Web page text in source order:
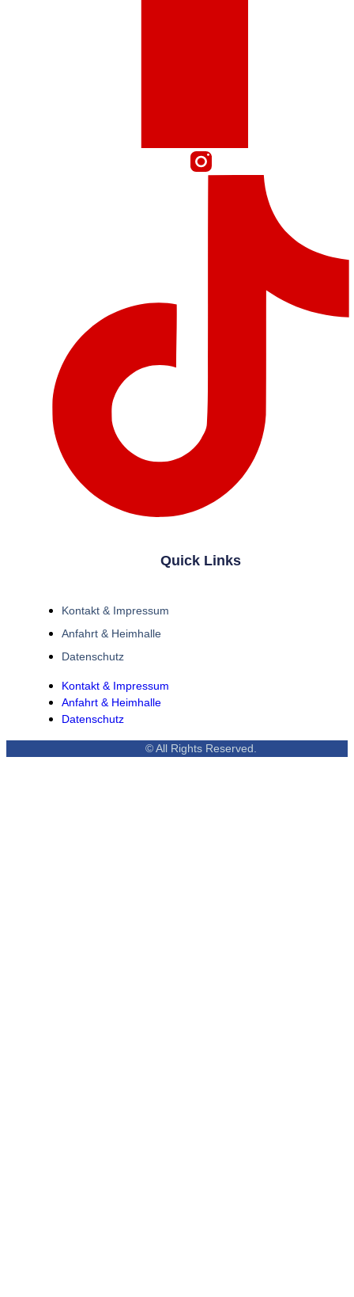
Quick Links
Kontakt & Impressum
Anfahrt & Heimhalle
Datenschutz
Kontakt & Impressum
Anfahrt & Heimhalle
Datenschutz
© All Rights Reserved.